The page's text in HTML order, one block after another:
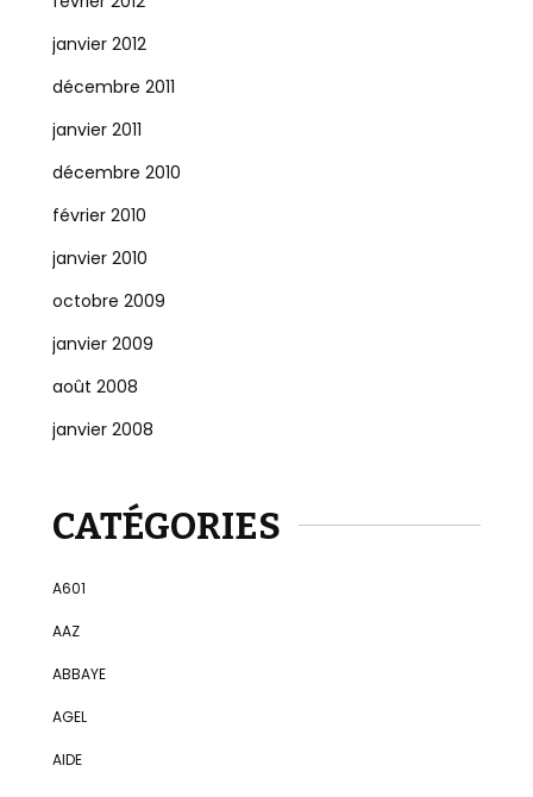
janvier 2012
décembre 2011
janvier 2011
décembre 2010
février 2010
janvier 2010
octobre 2009
janvier 2009
août 2008
janvier 2008
CATÉGORIES
A601
AAZ
ABBAYE
AGEL
AIDE